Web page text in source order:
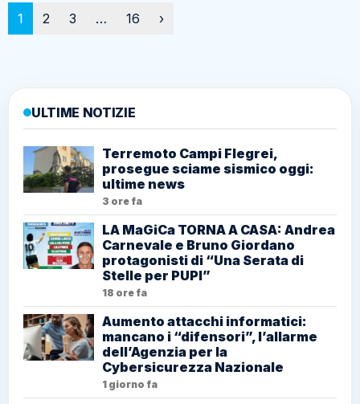
Paginazione
1 2 3 … 16 ›
ULTIME NOTIZIE
Terremoto Campi Flegrei,
prosegue sciame sismico oggi:
ultime news
3 ore fa
LA MaGiCa TORNA A CASA: Andrea
Carnevale e Bruno Giordano
protagonisti di “Una Serata di
Stelle per PUPI”
18 ore fa
Aumento attacchi informatici:
mancano i “difensori”, l’allarme
dell’Agenzia per la
Cybersicurezza Nazionale
1 giorno fa